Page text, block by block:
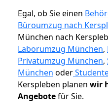
Egal, ob Sie einen
Büroumzug nach
München nach
Laborumzug München,
Privatumzug München,
München oder
Kerspleben planen wir
Angebotefür Sie.